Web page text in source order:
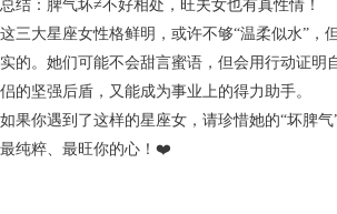
总结：脾气坏≠不好相处，旺夫女也有真性情！
这三大星座女性格鲜明，或许不够“温柔似水”，
实的。她们可能不会甜言蜜语，但会用行动证
侣的坚强后盾，又能成为事业上的得力助手。
如果你遇到了这样的星座女，请珍惜她的“坏脾
最纯粹、最旺你的心！❤️